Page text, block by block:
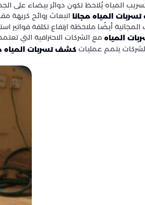
المياه يُلاحظ تكون دوائر بيضاء على
المياه مجانا انبعاث روائح كريهة
أيضًا ملاحظة ارتفاع تكلفة فواتير
المياه مع الشركات الاحترافية التي
يتمم عمليات كشف تسربات المياه